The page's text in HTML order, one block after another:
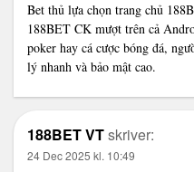
Bet thủ lựa chọn trang chủ
188BET CK mượt trên cả
poker hay cá cược bóng đá,
lý nhanh và bảo mật cao.
188BET VTskriver:
24 Dec 2025 kl. 10:49